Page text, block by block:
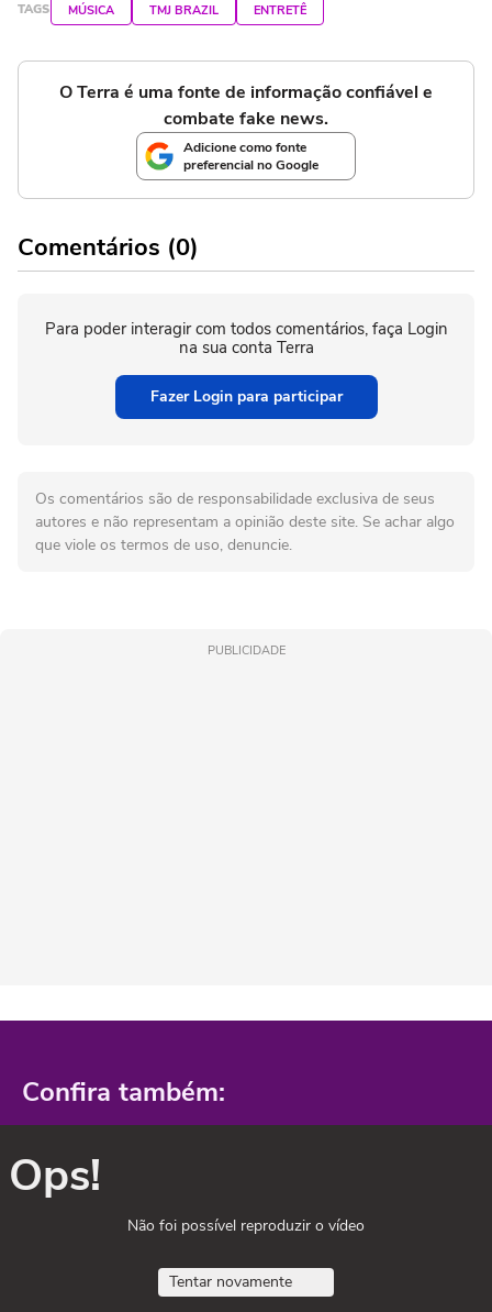
TAGS MÚSICA TMJ BRAZIL ENTRETÊ
O Terra é uma fonte de informação confiável e
combate fake news.
Adicione como fonte
preferencial no Google
Comentários (0)
Para poder interagir com todos comentários, faça Login
na sua conta Terra
Fazer Login para participar
Os comentários são de responsabilidade exclusiva de seus
autores e não representam a opinião deste site. Se achar algo
que viole os termos de uso, denuncie.
PUBLICIDADE
Confira também:
Ops!
Não foi possível reproduzir o vídeo
Tentar novamente